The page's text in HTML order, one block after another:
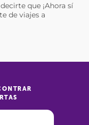
que ¡Ahora sí
de viajes a